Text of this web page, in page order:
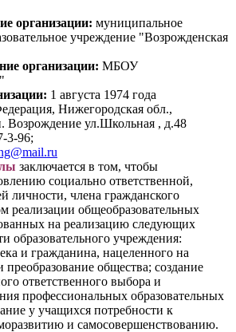
организации: муниципальное
учреждение "Возрожденская
организации: МБОУ
1 августа 1974 года
Нижегородская обл.,
Возрождение ул.Школьная , д.48
3-96;
заключается в том, чтобы
социально ответственной,
личности, члена гражданского
реализации общеобразовательных
на реализацию следующих
образовательного учреждения:
и гражданина, нацеленного на
общества; создание
ответственного выбора и
профессиональных образовательных
у учащихся потребности к
и самосовершенствованию.